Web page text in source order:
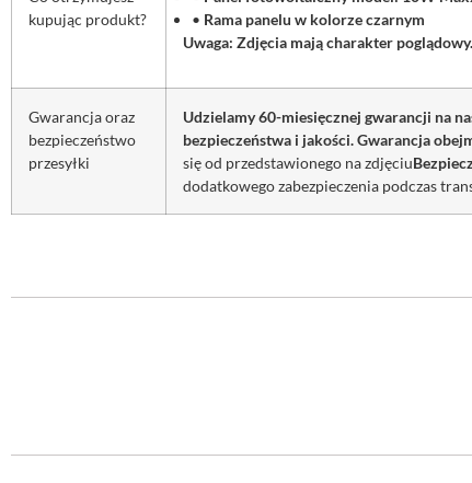
kupując produkt?
• Rama panelu w kolorze czarnym
Uwaga: Zdjęcia mają charakter
Gwarancja oraz
bezpieczeństwo
przesyłki
Udzielamy 60-miesięcznej gwarancji na
bezpieczeństwa i jakości. Gwarancja
się od przedstawionego na zdjęciu
dodatkowego zabezpieczenia podczas